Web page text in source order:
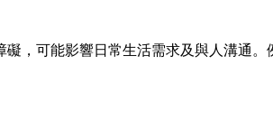
，可能影響日常生活需求及與人溝通。